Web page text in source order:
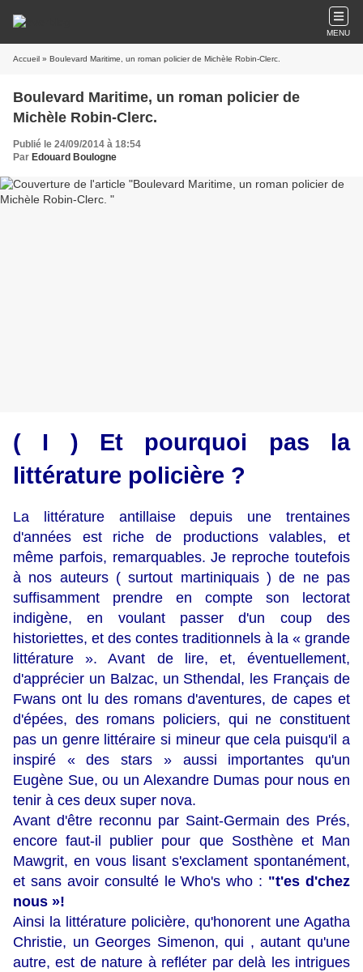
MENU
Accueil » Boulevard Maritime, un roman policier de Michèle Robin-Clerc.
Boulevard Maritime, un roman policier de
Michèle Robin-Clerc.
Publié le 24/09/2014 à 18:54
Par Edouard Boulogne
( I ) Et pourquoi pas la
littérature policière ?
La littérature antillaise depuis une trentaines
d'années est riche de productions valables, et
même parfois, remarquables. Je reproche toutefois
à nos auteurs ( surtout martiniquais ) de ne pas
suffisamment prendre en compte son lectorat
indigène, en voulant passer d'un coup des
historiettes, et des contes traditionnels à la « grande
littérature ». Avant de lire, et, éventuellement,
d'apprécier un Balzac, un Sthendal, les Français de
Fwans ont lu des romans d'aventures, de capes et
d'épées, des romans policiers, qui ne constituent
pas un genre littéraire si mineur que cela puisqu'il a
inspiré « des stars » aussi importantes qu'un
Eugène Sue, ou un Alexandre Dumas pour nous en
tenir à ces deux super nova.
Avant d'être reconnu par Saint-Germain des Prés,
encore faut-il publier pour que Sosthène et Man
Mawgrit, en vous lisant s'exclament spontanément,
et sans avoir consulté le Who's who : "t'es d'chez
nous »!
Ainsi la littérature policière, qu'honorent une Agatha
Christie, un Georges Simenon, qui , autant qu'une
autre, est de nature à refléter par delà les intrigues